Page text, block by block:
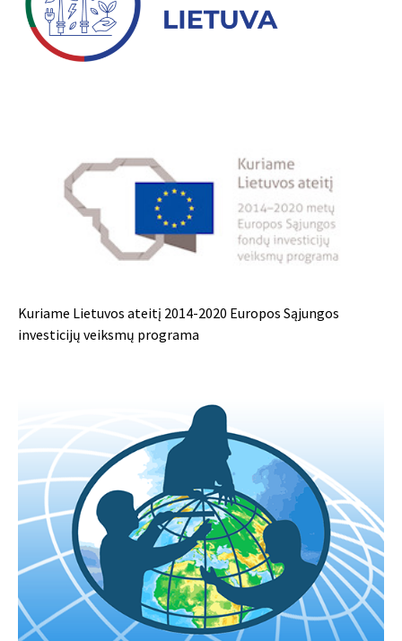
Kuriame Lietuvos ateitį 2014-2020 Europos Sąjungos
investicijų veiksmų programa